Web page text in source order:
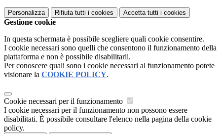
Personalizza Rifiuta tutti i cookies Accetta tutti i cookies
Gestione cookie
In questa schermata è possibile scegliere quali cookie consentire.
I cookie necessari sono quelli che consentono il funzionamento della
piattaforma e non è possibile disabilitarli.
Per conoscere quali sono i cookie necessari al funzionamento potete
visionare la COOKIE POLICY.
Cookie necessari per il funzionamento
I cookie necessari per il funzionamento non possono essere
disabilitati. È possibile consultare l'elenco nella pagina della cookie
policy.